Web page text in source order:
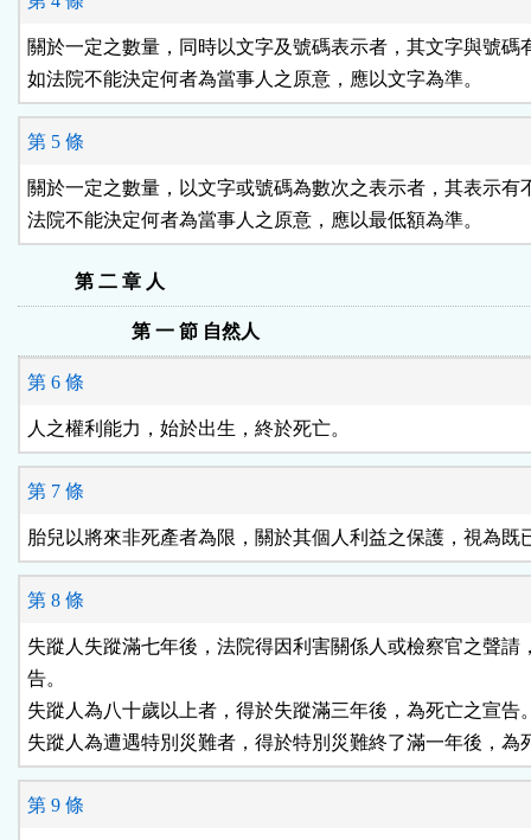
關於一定之數量，同時以文字及號碼表示者，其文字與號碼
如法院不能決定何者為當事人之原意，應以文字為準。
第 5 條
關於一定之數量，以文字或號碼為數次之表示者，其表示有
法院不能決定何者為當事人之原意，應以最低額為準。
第 二 章 人
第 一 節 自然人
第 6 條
人之權利能力，始於出生，終於死亡。
第 7 條
胎兒以將來非死產者為限，關於其個人利益之保護，視為既
第 8 條
失蹤人失蹤滿七年後，法院得因利害關係人或檢察官之聲請
告。
失蹤人為八十歲以上者，得於失蹤滿三年後，為死亡之宣告
失蹤人為遭遇特別災難者，得於特別災難終了滿一年後，為
第 9 條